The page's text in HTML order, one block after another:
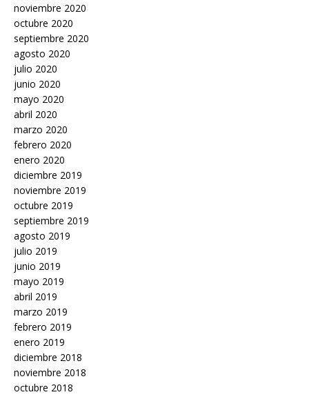
noviembre 2020
octubre 2020
septiembre 2020
agosto 2020
julio 2020
junio 2020
mayo 2020
abril 2020
marzo 2020
febrero 2020
enero 2020
diciembre 2019
noviembre 2019
octubre 2019
septiembre 2019
agosto 2019
julio 2019
junio 2019
mayo 2019
abril 2019
marzo 2019
febrero 2019
enero 2019
diciembre 2018
noviembre 2018
octubre 2018